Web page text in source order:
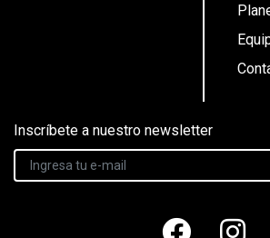
Inscríbete a nuestro newsletter